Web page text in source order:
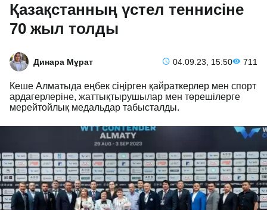
Қазақстанның үстел теннисіне
70 жыл толды
Динара Мұрат 04.09.23, 15:50 711
Кеше Алматыда еңбек сіңірген қайраткерлер мен спорт
ардагерлеріне, жаттықтырушылар мен төрешілерге
мерейтойлық медальдар табысталды.